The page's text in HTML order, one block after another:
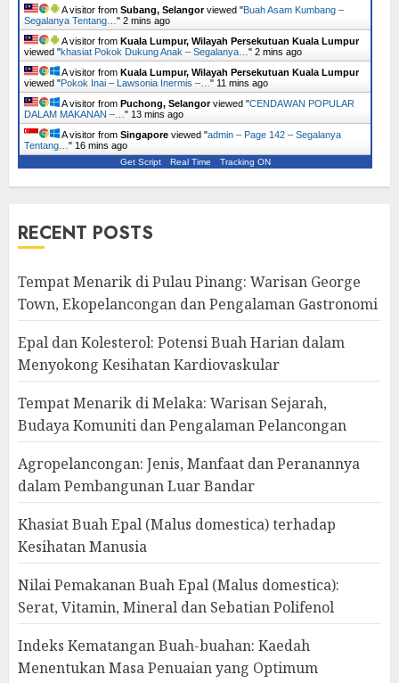
A visitor from Subang, Selangorviewed "Buah Asam Kumbang –
Segalanya Tentang… " 2 mins ago
A visitor from Kuala Lumpur, Wilayah Persekutuan Kuala Lumpur
viewed "khasiat Pokok Dukung Anak – Segalanya… " 2 mins ago
A visitor from Kuala Lumpur, Wilayah Persekutuan Kuala Lumpur
viewed "Pokok Inai – Lawsonia Inermis –… " 11 mins ago
A visitor from Puchong, Selangorviewed "CENDAWAN POPULAR
DALAM MAKANAN –… " 13 mins ago
A visitor from Singapore viewed "admin – Page 142 – Segalanya
Tentang… " 16 mins ago
Get Script Real Time Tracking ON
RECENT POSTS
Tempat Menarik di Pulau Pinang: Warisan George
Town, Ekopelancongan dan Pengalaman Gastronomi
Epal dan Kolesterol: Potensi Buah Harian dalam
Menyokong Kesihatan Kardiovaskular
Tempat Menarik di Melaka: Warisan Sejarah,
Budaya Komuniti dan Pengalaman Pelancongan
Agropelancongan: Jenis, Manfaat dan Peranannya
dalam Pembangunan Luar Bandar
Khasiat Buah Epal (Malus domestica) terhadap
Kesihatan Manusia
Nilai Pemakanan Buah Epal (Malus domestica):
Serat, Vitamin, Mineral dan Sebatian Polifenol
Indeks Kematangan Buah-buahan: Kaedah
Menentukan Masa Penuaian yang Optimum